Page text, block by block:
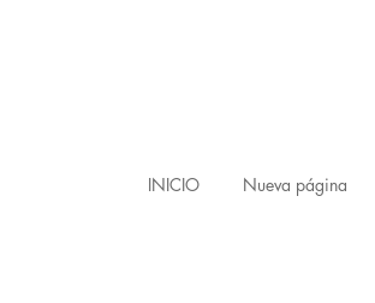
INICIO Nueva página